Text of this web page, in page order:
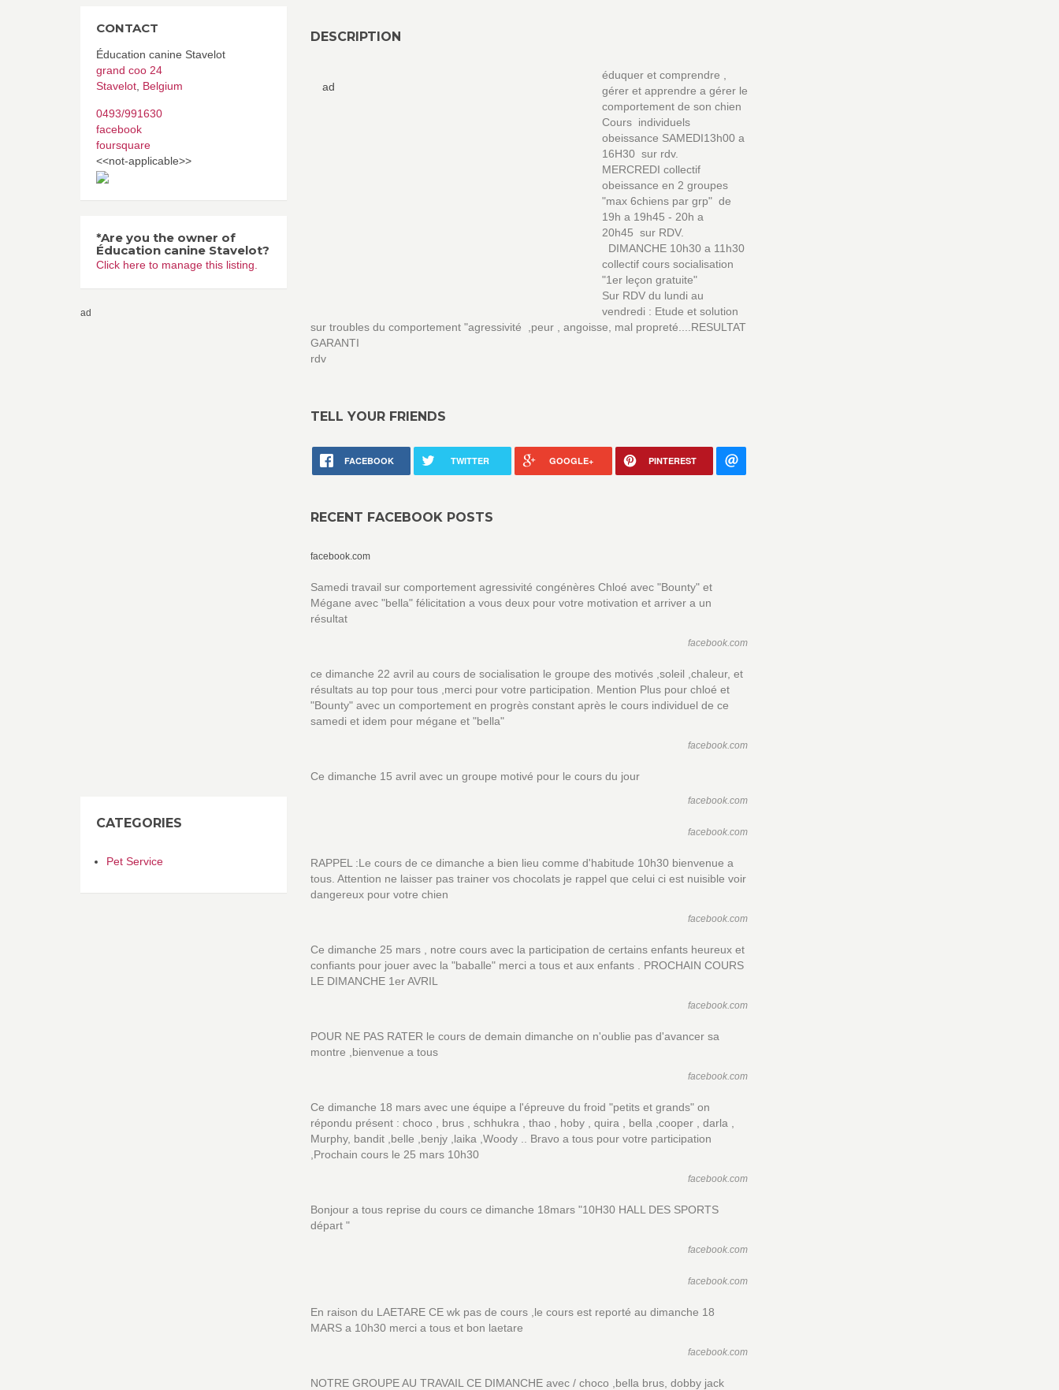
DESCRIPTION
ad
éduquer et comprendre ,
gérer et apprendre a gérer le
comportement de son chien
Cours individuels
obeissance SAMEDI13h00 a
16H30 sur rdv.
MERCREDI collectif
obeissance en 2 groupes
"max 6chiens par grp" de
19h a 19h45 - 20h a
20h45 sur RDV.
DIMANCHE 10h30 a 11h30
collectif cours socialisation
"1er leçon gratuite"
Sur RDV du lundi au
vendredi : Etude et solution
sur troubles du comportement "agressivité ,peur , angoisse, mal propreté....RESULTAT
GARANTI
rdv
TELL YOUR FRIENDS
FACEBOOK TWITTER GOOGLE+ PINTEREST
RECENT FACEBOOK POSTS
facebook.com
Samedi travail sur comportement agressivité congénères Chloé avec "Bounty" et
Mégane avec "bella" félicitation a vous deux pour votre motivation et arriver a un
résultat
facebook.com
ce dimanche 22 avril au cours de socialisation le groupe des motivés ,soleil ,chaleur, et
résultats au top pour tous ,merci pour votre participation. Mention Plus pour chloé et
"Bounty" avec un comportement en progrès constant après le cours individuel de ce
samedi et idem pour mégane et "bella"
facebook.com
Ce dimanche 15 avril avec un groupe motivé pour le cours du jour
facebook.com
facebook.com
RAPPEL :Le cours de ce dimanche a bien lieu comme d'habitude 10h30 bienvenue a
tous. Attention ne laisser pas trainer vos chocolats je rappel que celui ci est nuisible voir
dangereux pour votre chien
facebook.com
Ce dimanche 25 mars , notre cours avec la participation de certains enfants heureux et
confiants pour jouer avec la "baballe" merci a tous et aux enfants . PROCHAIN COURS
LE DIMANCHE 1er AVRIL
facebook.com
POUR NE PAS RATER le cours de demain dimanche on n'oublie pas d'avancer sa
montre ,bienvenue a tous
facebook.com
Ce dimanche 18 mars avec une équipe a l'épreuve du froid "petits et grands" on
répondu présent : choco , brus , schhukra , thao , hoby , quira , bella ,cooper , darla ,
Murphy, bandit ,belle ,benjy ,laika ,Woody .. Bravo a tous pour votre participation
,Prochain cours le 25 mars 10h30
facebook.com
Bonjour a tous reprise du cours ce dimanche 18mars "10H30 HALL DES SPORTS
départ "
facebook.com
facebook.com
En raison du LAETARE CE wk pas de cours ,le cours est reporté au dimanche 18
MARS a 10h30 merci a tous et bon laetare
facebook.com
NOTRE GROUPE AU TRAVAIL CE DIMANCHE avec / choco ,bella brus, dobby jack
CONTACT
Éducation canine Stavelot
grand coo 24
Stavelot Belgium
0493/991630
facebook
foursquare
<<not-applicable>>
*Are you the owner of
Éducation canine Stavelot?
Click here to manage this listing.
ad
CATEGORIES
Pet Service